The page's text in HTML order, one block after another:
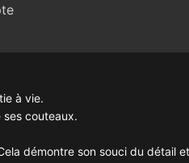
à vie.
couteaux.
démontre son souci du détail